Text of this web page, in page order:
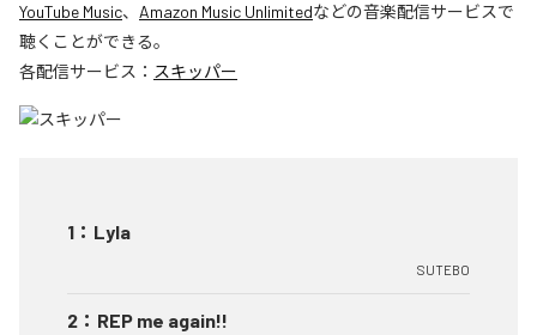
YouTube Music、 Amazon Music Unlimitedなどの音楽配信サービスで
聴くことができる。
各配信サービス： スキッパー
1 ： Lyla
SUTEBO
2 ： REP me again!!